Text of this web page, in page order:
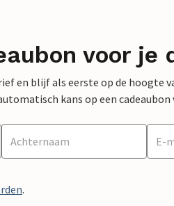
voor je
en blijf als eerste op de hoogte
kans op een
.